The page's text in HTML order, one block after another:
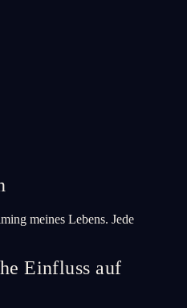
meines Lebens. Jede
Einfluss auf